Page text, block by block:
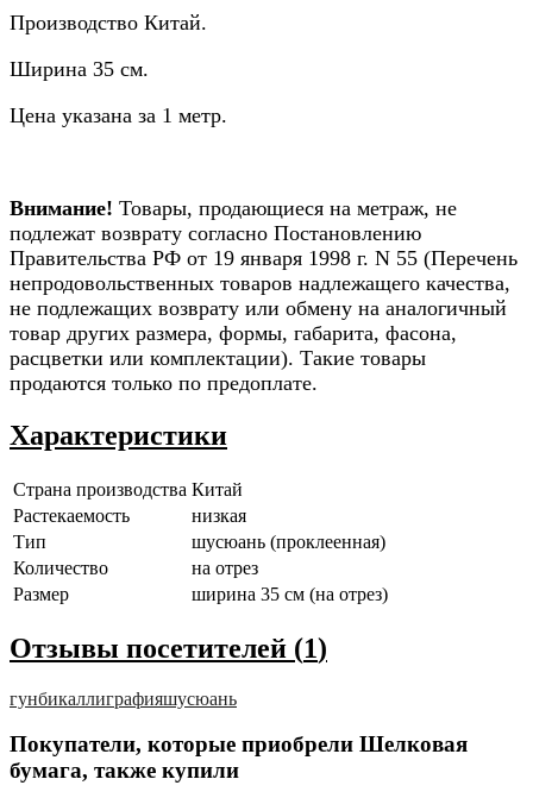
Производство Китай.
Ширина 35 см.
Цена указана за 1 метр.
Внимание! Товары, продающиеся на метраж, не
подлежат возврату согласно Постановлению
Правительства РФ от 19 января 1998 г. N 55 (Перечень
непродовольственных товаров надлежащего качества,
не подлежащих возврату или обмену на аналогичный
товар других размера, формы, габарита, фасона,
расцветки или комплектации). Такие товары
продаются только по предоплате.
Характеристики
Страна производства Китай
Растекаемость
низкая
Тип
шусюань (проклеенная)
Количество
на отрез
Размер
ширина 35 см (на отрез)
Отзывы посетителей (1)
гунбикаллиграфияшусюань
Покупатели, которые приобрели Шелковая
бумага, также купили